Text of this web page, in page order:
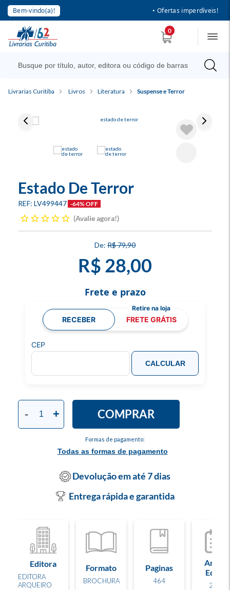
Bem-vindo(a)! • Ofertas imperdíveis!
0
Livrarias Curitiba Livros Literatura Suspense e Terror
Estado De Terror
LV499447 -64% OFF
Avalie agora!
R$ 79,90
R$ 28,00
Formas de pagamento:
Todas as formas de pagamento
- + COMPRAR
Frete e prazo
RECEBER FRETE GRÁTIS
CEP
CALCULAR
Devolução em até 7 dias
Entrega rápida e garantida
Editora
EDITORA
ARQUEIRO
Formato
BROCHURA
Paginas
464
Ano de
Edição
2023